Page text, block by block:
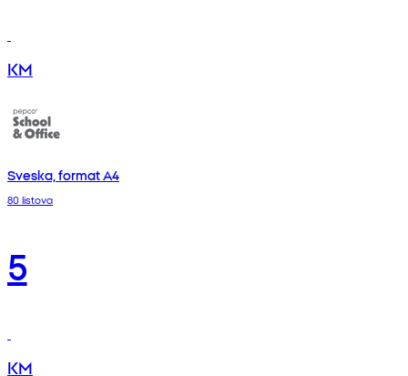
KM
Sveska, format A4
80 listova
5
KM